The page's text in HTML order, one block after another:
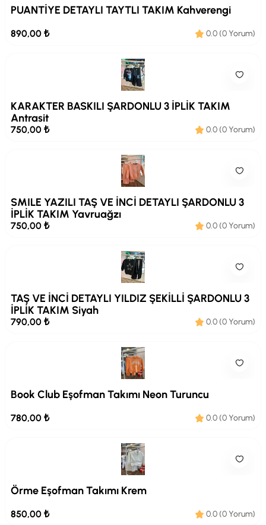
PUANTİYE DETAYLI TAYTLI TAKIM Kahverengi
890,00 ₺ 0.0 (0 Yorum)
KARAKTER BASKILI ŞARDONLU 3 İPLİK TAKIM
Antrasit
750,00 ₺ 0.0 (0 Yorum)
SMILE YAZILI TAŞ VE İNCİ DETAYLI ŞARDONLU 3
İPLİK TAKIM Yavruağzı
750,00 ₺ 0.0 (0 Yorum)
TAŞ VE İNCİ DETAYLI YILDIZ ŞEKİLLİ ŞARDONLU 3
İPLİK TAKIM Siyah
790,00 ₺ 0.0 (0 Yorum)
Book Club Eşofman Takımı Neon Turuncu
780,00 ₺ 0.0 (0 Yorum)
Örme Eşofman Takımı Krem
850,00 ₺ 0.0 (0 Yorum)